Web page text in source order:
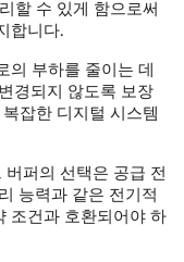
할 수 있게 함으로써
합니다.
의 부하를 줄이는 데
경되지 않도록 보장
잡한 디지털 시스템
퍼의 선택은 공급 전
능력과 같은 전기적
조건과 호환되어야 하